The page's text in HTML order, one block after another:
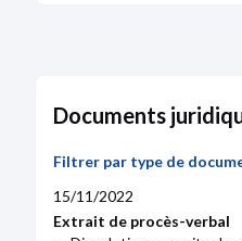
Documents
Filtrer par type de
Extrait de procès-verbal
15/11/2022